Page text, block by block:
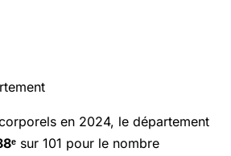
en 2024, le département
sur 101 pour le nombre